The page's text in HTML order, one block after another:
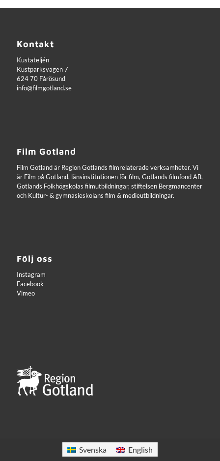
Kontakt
Kustateljén
Kustparksvägen 7
624 70 Fårösund
info@filmgotland.se
Film Gotland
Film Gotland är Region Gotlands filmrelaterade verksamheter. Vi
är Film på Gotland, länsinstitutionen för film, Gotlands filmfond AB,
Gotlands Folkhögskolas filmutbildningar, stiftelsen Bergmancenter
och Kultur- & gymnasieskolans film & medieutbildningar.
Följ oss
Instagram
Facebook
Vimeo
Svenska English